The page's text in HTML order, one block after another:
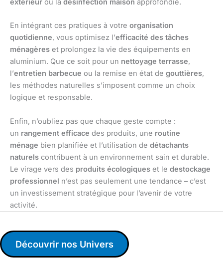
extérieur ou la désinfection maison approfondie.
En intégrant ces pratiques à votre organisation
quotidienne, vous optimisez l’efficacité des tâches
ménagères et prolongez la vie des équipements en
aluminium. Que ce soit pour un nettoyage terrasse,
l’entretien barbecue ou la remise en état de gouttières,
les méthodes naturelles s’imposent comme un choix
logique et responsable.
Enfin, n’oubliez pas que chaque geste compte :
un rangement efficace des produits, une routine
ménage bien planifiée et l’utilisation de détachants
naturels contribuent à un environnement sain et durable.
Le virage vers des produits écologiques et le destockage
professionnel n’est pas seulement une tendance – c’est
un investissement stratégique pour l’avenir de votre
activité.
Découvrir nos Univers